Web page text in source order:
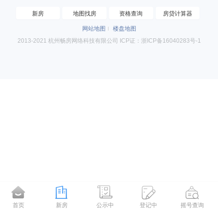
新房 地图找房 资格查询 房贷计算器
网站地图
楼盘地图
2013-2021 杭州畅房网络科技有限公司 ICP证：浙ICP备16040283号-1
首页 新房 公示中 登记中 摇号查询